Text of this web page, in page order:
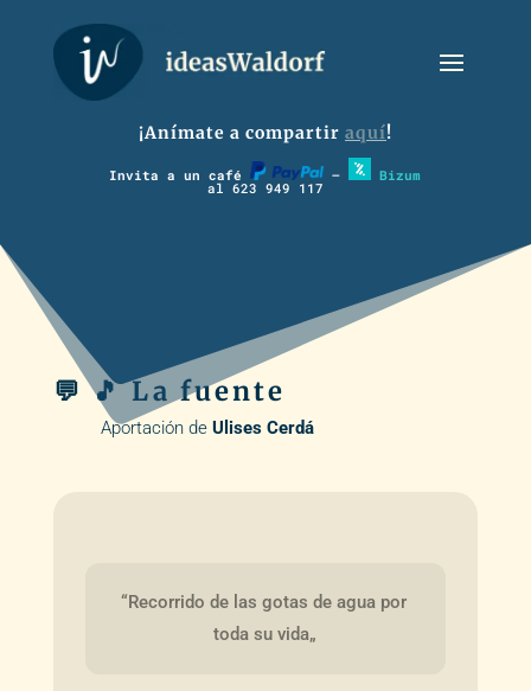
¡Anímate a compartir aquí!
Invita a un café – Bizum
al 623 949 117
💬 🎵 La fuente
Aportación de Ulises Cerdá
“Recorrido de las gotas de agua por
toda su vida„